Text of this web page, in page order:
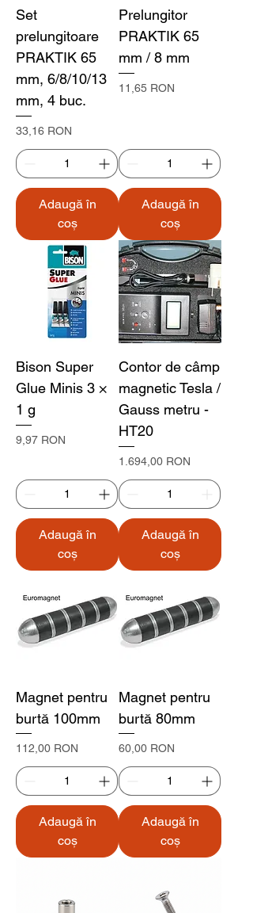
Set
prelungitoare
PRAKTIK 65
mm, 6/8/10/13
mm, 4 buc.
Preț
33,16 RON
Adaugă în
coș
Prelungitor
PRAKTIK 65
mm / 8 mm
Preț
11,65 RON
Adaugă în
coș
Bison Super
Glue Minis 3 ×
1 g
Preț
9,97 RON
Adaugă în
coș
Contor de câmp
magnetic Tesla /
Gauss metru -
HT20
Preț
1.694,00 RON
Adaugă în
coș
Magnet pentru
burtă 100mm
Preț
112,00 RON
Adaugă în
coș
Magnet pentru
burtă 80mm
Preț
60,00 RON
Adaugă în
coș